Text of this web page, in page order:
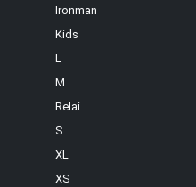
Ironman
Kids
L
M
Relai
S
XL
XS